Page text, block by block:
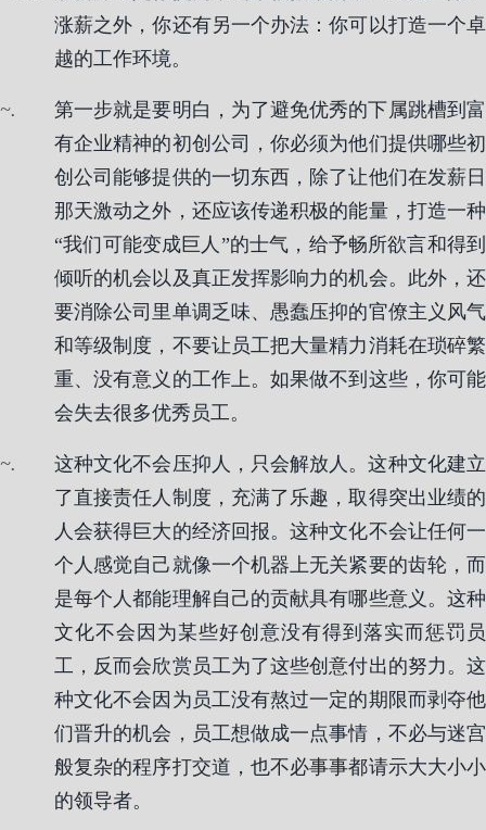
涨薪之外，你还有另一个办法：你可以打造一个卓
越的工作环境。
.
第一步就是要明白，为了避免优秀的下属跳槽到富
有企业精神的初创公司，你必须为他们提供哪些初
创公司能够提供的一切东西，除了让他们在发薪日
那天激动之外，还应该传递积极的能量，打造一种
“我们可能变成巨人”的士气，给予畅所欲言和得到
倾听的机会以及真正发挥影响力的机会。此外，还
要消除公司里单调乏味、愚蠢压抑的官僚主义风气
和等级制度，不要让员工把大量精力消耗在琐碎繁
重、没有意义的工作上。如果做不到这些，你可能
会失去很多优秀员工。
.
这种文化不会压抑人，只会解放人。这种文化建立
了直接责任人制度，充满了乐趣，取得突出业绩的
人会获得巨大的经济回报。这种文化不会让任何一
个人感觉自己就像一个机器上无关紧要的齿轮，而
是每个人都能理解自己的贡献具有哪些意义。这种
文化不会因为某些好创意没有得到落实而惩罚员
工，反而会欣赏员工为了这些创意付出的努力。这
种文化不会因为员工没有熬过一定的期限而剥夺他
们晋升的机会，员工想做成一点事情，不必与迷宫
般复杂的程序打交道，也不必事事都请示大大小小
的领导者。